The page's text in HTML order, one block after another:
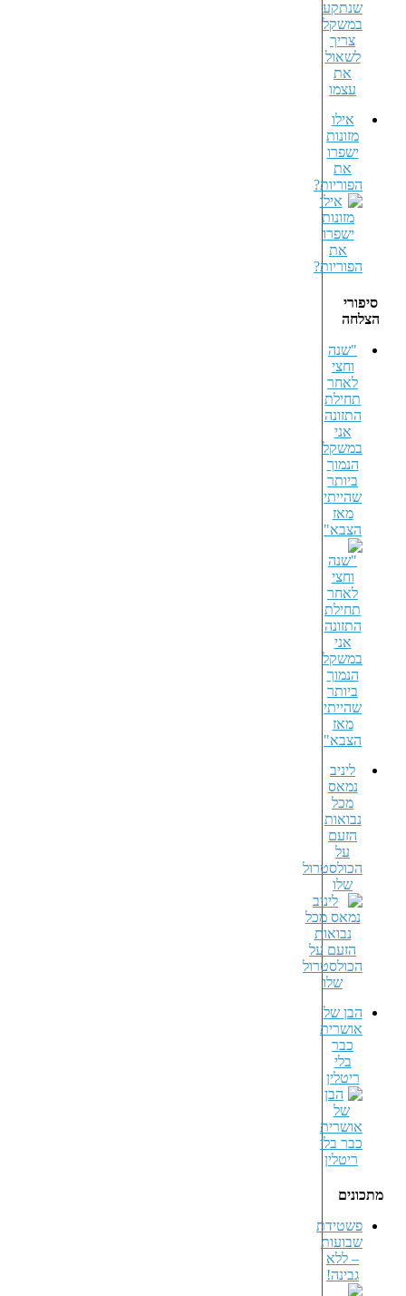
אילו
מזונות
ישפרו
את
הפוריות?
סיפורי
הצלחה
"שנה
וחצי
לאחר
תחילת
התזונה
אני
במשקל
הנמוך
ביותר
שהייתי
מאז
הצבא"
ליניב
נמאס
מכל
נבואות
הזעם
על
הכולסטרול
שלו
הבן של
אושרית
כבר
בלי
ריטלין
מתכונים
פשטידת
שבועות
– ללא
גבינה!